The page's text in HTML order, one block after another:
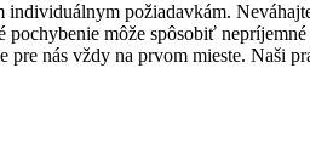
požiadavkám.
môže spôsobiť
nás vždy na prvom mieste. Naši